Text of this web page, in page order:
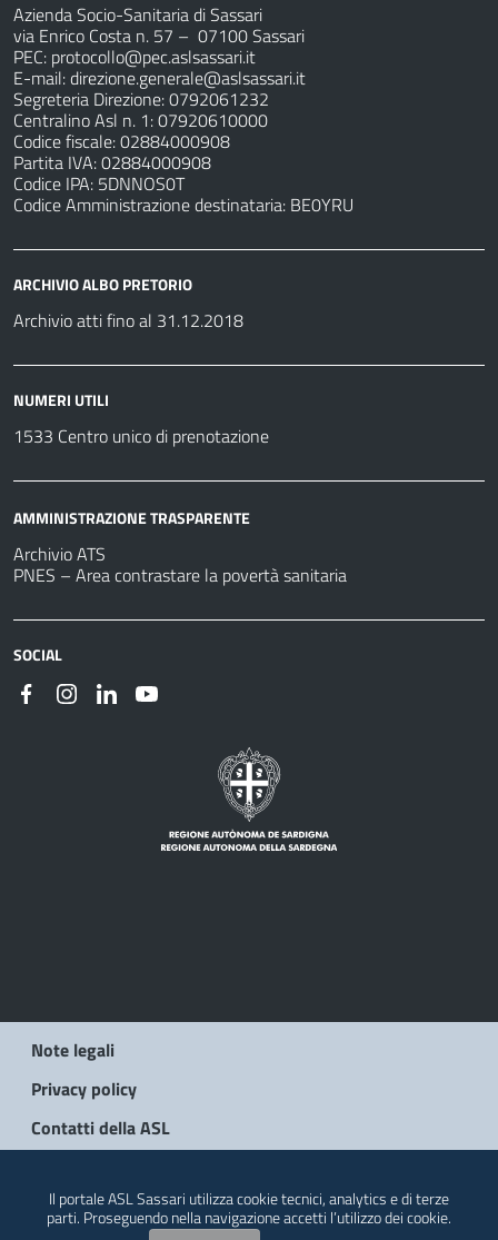
Azienda Socio-Sanitaria di Sassari
via Enrico Costa n. 57 – 07100 Sassari
PEC: protocollo@pec.aslsassari.it
E-mail:direzione.generale@aslsassari.it
Segreteria Direzione: 0792061232
Centralino Asl n. 1: 07920610000
Codice fiscale: 02884000908
Partita IVA: 02884000908
Codice IPA: 5DNNOS0T
Codice Amministrazione destinataria: BE0YRU
ARCHIVIO ALBO PRETORIO
Archivio atti fino al 31.12.2018
NUMERI UTILI
1533 Centro unico di prenotazione
AMMINISTRAZIONE TRASPARENTE
Archivio ATS
PNES – Area contrastare la povertà sanitaria
SOCIAL
Note legali
Privacy policy
Contatti della ASL
Il portale ASL Sassari utilizza cookie tecnici, analytics e di terze
parti. Proseguendo nella navigazione accetti l’utilizzo dei cookie.